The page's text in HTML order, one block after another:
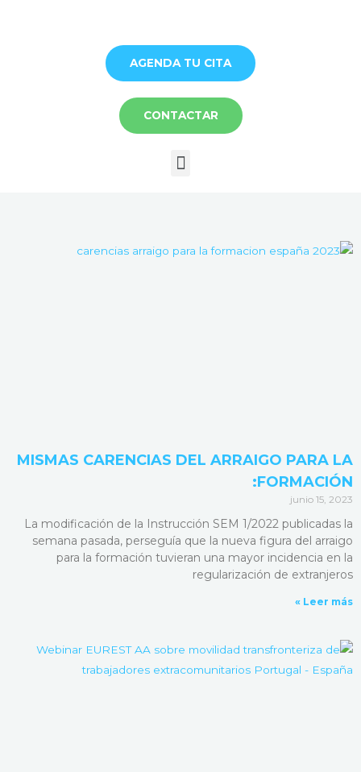
AGENDA TU CITA
CONTACTAR
Menú
MISMAS CARENCIAS DEL ARRAIGO PARA LA
FORMACIÓN:
junio 15, 2023
La modificación de la Instrucción SEM 1/2022 publicadas la
semana pasada, perseguía que la nueva figura del arraigo
para la formación tuvieran una mayor incidencia en la
regularización de extranjeros
Leer más »
Página
Página
Página
Página
Página